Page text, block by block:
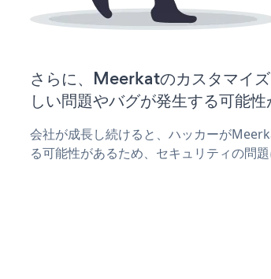
さらに、Meerkatのカスタマイ
しい問題やバグが発生する可能性
会社が成長し続けると、ハッカーが
る可能性があるため、セキュリティの問